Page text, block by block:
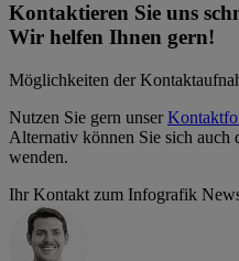
Kontaktieren Sie uns
Wir helfen Ihnen gern!
Möglichkeiten der
Nutzen Sie gern unser
Alternativ können Sie sich auch
wenden.
Ihr Kontakt zum Infografik